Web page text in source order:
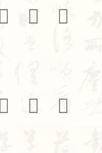
𦥿 𦦀
𦦁
𦦊 𦦋 𦦍